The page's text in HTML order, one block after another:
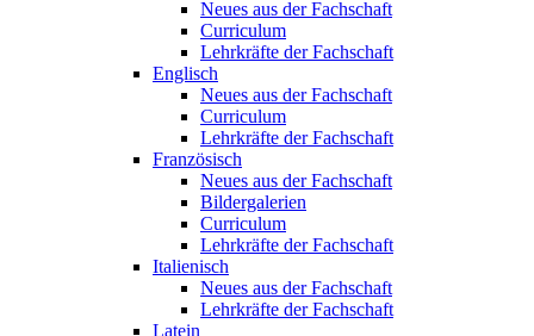
Neues aus der Fachschaft
Curriculum
Lehrkräfte der Fachschaft
Englisch
Neues aus der Fachschaft
Curriculum
Lehrkräfte der Fachschaft
Französisch
Neues aus der Fachschaft
Bildergalerien
Curriculum
Lehrkräfte der Fachschaft
Italienisch
Neues aus der Fachschaft
Lehrkräfte der Fachschaft
Latein